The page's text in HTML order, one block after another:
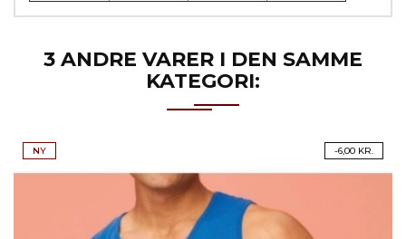
3 ANDRE VARER I DEN SAMME
KATEGORI:
-6,00 KR.
NY